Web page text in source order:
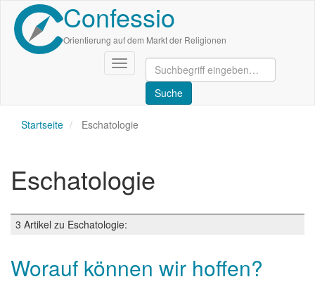
Direkt
zum
Inhalt
Confessio
Orientierung auf dem Markt der Religionen
Navigation
aktivieren/deaktivieren
Startseite Eschatologie
Eschatologie
3 Artikel zu Eschatologie:
Worauf können wir hoffen?